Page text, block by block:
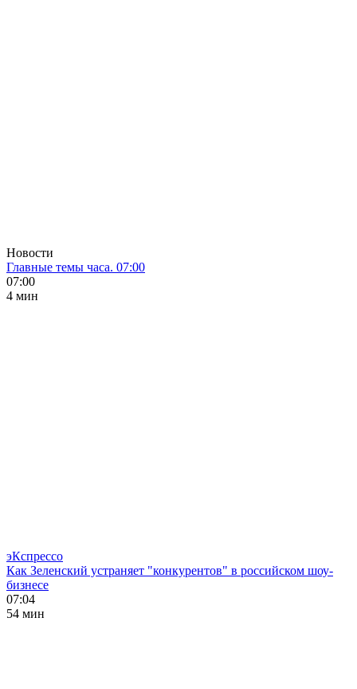
Новости
Главные темы часа. 07:00
07:00
4 мин
эКспрессо
Как Зеленский устраняет "конкурентов" в российском шоу-
бизнесе
07:04
54 мин